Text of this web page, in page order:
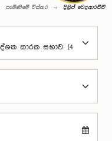
පැමිණීමේ විස්තර දිලිප් වෙදආරච්චි